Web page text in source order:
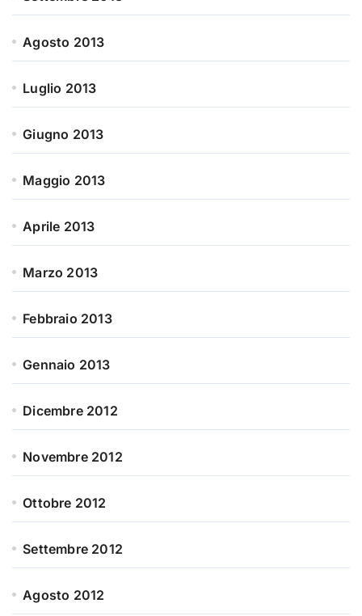
Agosto 2013
Luglio 2013
Giugno 2013
Maggio 2013
Aprile 2013
Marzo 2013
Febbraio 2013
Gennaio 2013
Dicembre 2012
Novembre 2012
Ottobre 2012
Settembre 2012
Agosto 2012